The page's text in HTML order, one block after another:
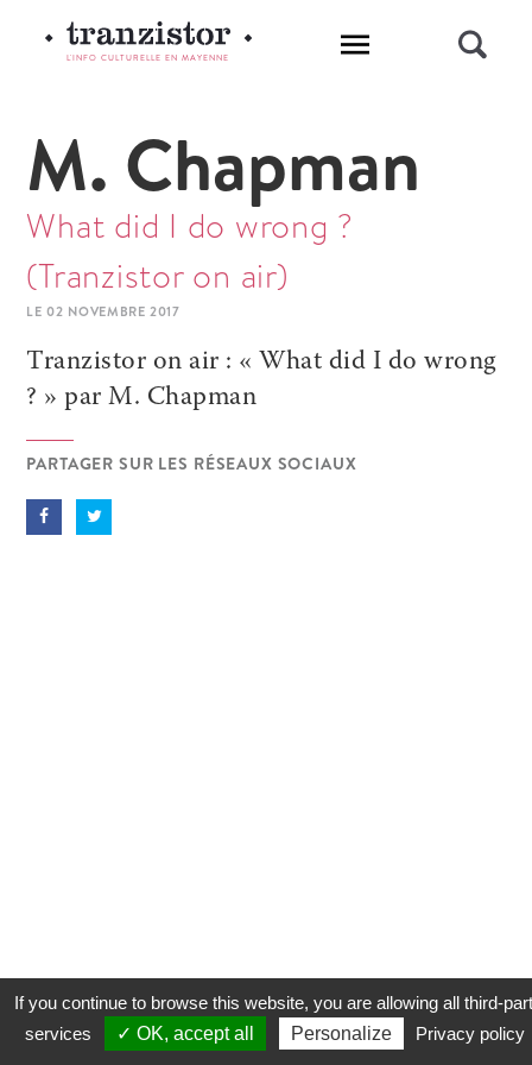
L'INFO CULTURELLE EN MAYENNE
M. Chapman
What did I do wrong ?
(Tranzistor on air)
LE 02 NOVEMBRE 2017
Tranzistor on air : « What did I do wrong
? » par M. Chapman
PARTAGER SUR LES RÉSEAUX SOCIAUX
COOKIES MENTIONS LÉGALES PLAN DU SITE
If you continue to browse this website, you are allowing all third-
services
✓ OK, accept all Personalize Privacy policy